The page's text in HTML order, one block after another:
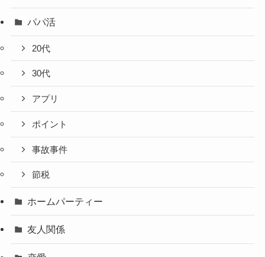
パパ活
20代
30代
アプリ
ポイント
事故事件
節税
ホームパーティー
友人関係